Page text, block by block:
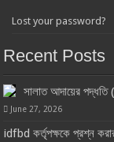
Lost your password?
Recent Posts
সালাত আদায়ের পদ্ধতি
June 27, 2026
idfbd কর্তৃপক্ষকে প্রশ্ন